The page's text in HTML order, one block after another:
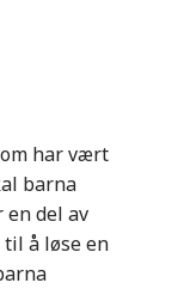
har vært
barna
en del av
å løse en